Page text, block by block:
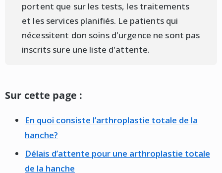
portent que sur les tests, les traitements
et les services planifiés. Le patients qui
nécessitent don soins d'urgence ne sont pas
inscrits sure une liste d'attente.
Sur cette page :
En quoi consiste l’arthroplastie totale de la
hanche?
Délais d’attente pour une arthroplastie totale
de la hanche